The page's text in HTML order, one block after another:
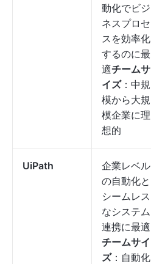
動化でビジ
ネスプロセ
スを効率化
するのに最
適チームサ
イズ：中規
模から大規
模企業に理
想的
UiPath
企業レベル
の自動化と
シームレス
なシステム
連携に最適
チームサイ
ズ：自動化